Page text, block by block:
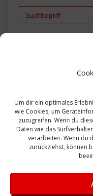
Um dir ein optimales
wie Cookies, um
zuzugreifen. Wenn du
Daten wie das
verarbeiten. Wenn du
zurückziehst, können
Sanierung SBS
Sicherung SIEM
Update Upgrade
VMWare